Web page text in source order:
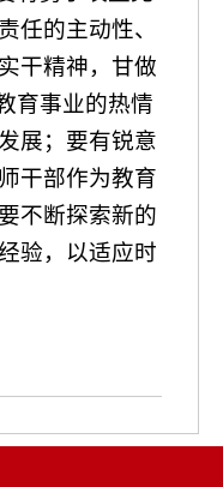
任的主动性、
干精神，甘做
育事业的热情
展；要有锐意
干部作为教育
不断探索新的
验，以适应时